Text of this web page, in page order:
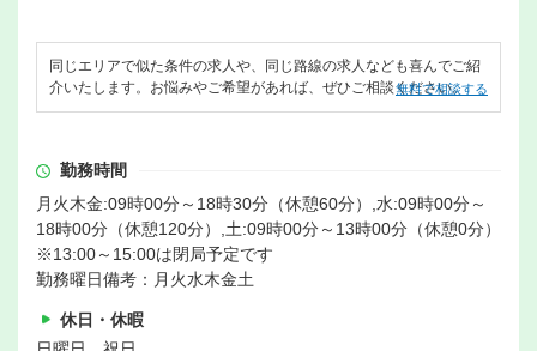
同じエリアで似た条件の求人や、同じ路線の求人なども喜んでご紹
介いたします。お悩みやご希望があれば、ぜひご相談ください。
無料で相談する
勤務時間
月火木金:09時00分～18時30分（休憩60分）,水:09時00分～
18時00分（休憩120分）,土:09時00分～13時00分（休憩0分）
※13:00～15:00は閉局予定です
勤務曜日備考：月火水木金土
休日・休暇